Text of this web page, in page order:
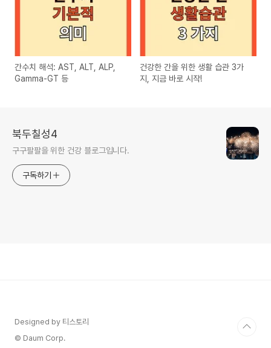
간수치 해석: AST, ALT, ALP,
Gamma-GT 등
건강한 간을 위한 생활 습관 3가
지, 지금 바로 시작!
북두칠성4
구구팔팔을 위한 건강 블로그입니다.
구독하기
Designed by 티스토리
© Daum Corp.